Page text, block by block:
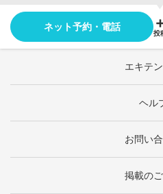
ネット予約・電話
投
エキテ
ヘル
お問い
掲載の